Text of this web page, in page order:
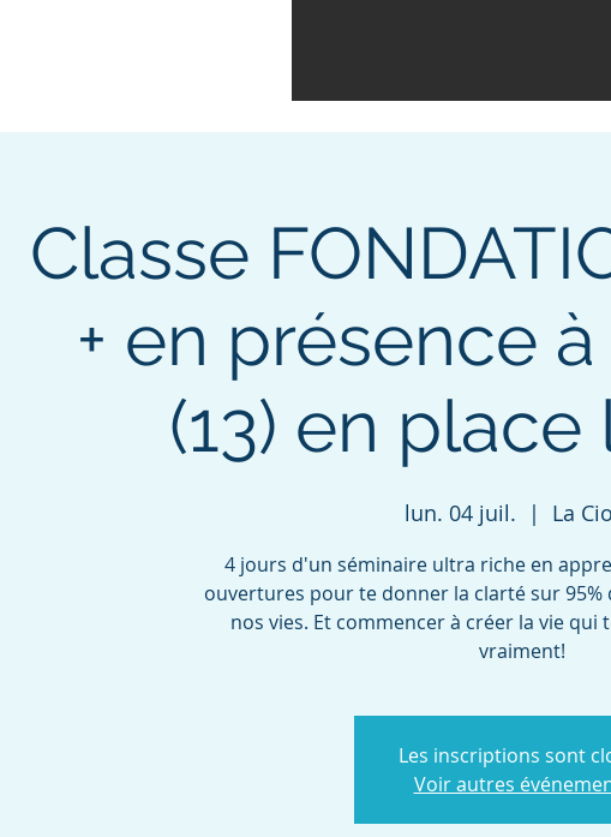
Classe
+ en présence à
(13) en
lun. 04 juil.
  |
La
4 jours d'un séminaire ultra riche en
ouvertures pour te donner la clarté sur
nos vies. Et commencer à créer la vie qui
vraiment!
Les inscriptions sont
Voir autres